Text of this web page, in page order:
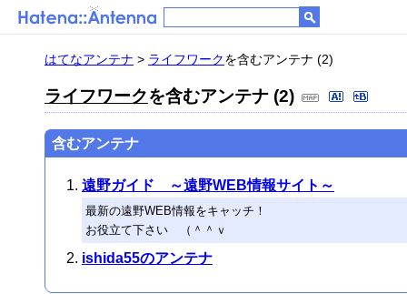
はてなアンテナ > ライフワークを含むアンテナ (2)
ライフワークを含むアンテナ (2)
含むアンテナ
遠野ガイド ～遠野WEB情報サイト～
最新の遠野WEB情報をキャッチ！
お役立て下さい （＾＾ｖ
ishida55のアンテナ